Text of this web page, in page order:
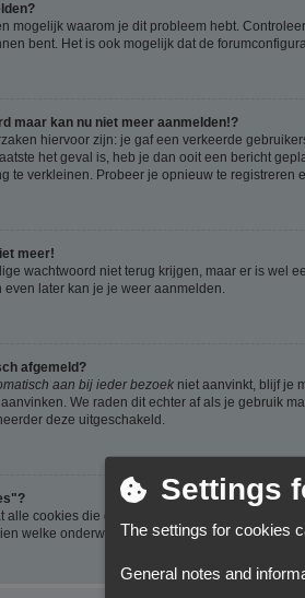
mogelijk waarom je dit probleem hebt.
bent. Het is ook mogelijk dat de
maar kan nu niet meer aanmelden!?
hiervoor zijn: je gaf een verkeerde
het geval is, heb je dan ooit een bericht
te verkleinen. Probeer je opnieuw te registreren
meer!
wachtwoord niet terug krijgen, maar er is wel
even later kan je je weer aanmelden.
afgemeld?
aan bij ieder bezoek niet aanvinkt, blijf je
We raden dit echter af als je gebruik
deze uitgeschakeld.
alle cookies die door phpBB3 zijn aangemaakt,
welke onderwerpen je al gelezen hebt.
Settings
The settings for cookies
General notes and